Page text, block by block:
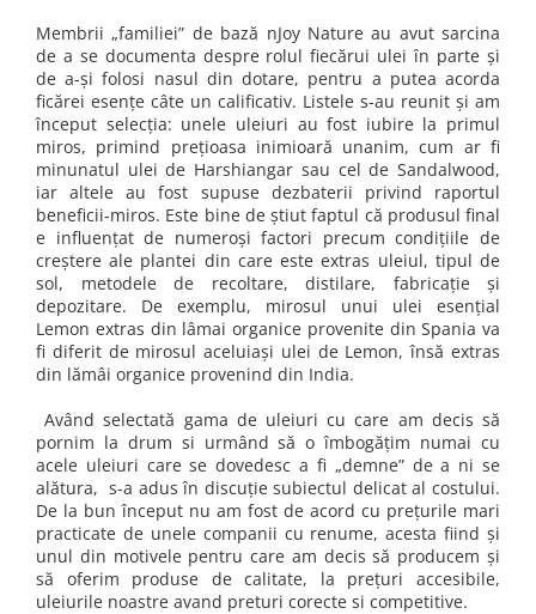
Membrii „familiei” de bază nJoy Nature au avut sarcina
de a se documenta despre rolul fiecărui ulei în parte şi
de a-şi folosi nasul din dotare, pentru a putea acorda
ficărei esenţe câte un calificativ. Listele s-au reunit şi am
început selecţia: unele uleiuri au fost iubire la primul
miros, primind preţioasa inimioară unanim, cum ar fi
minunatul ulei de Harshiangar sau cel de Sandalwood,
iar altele au fost supuse dezbaterii privind raportul
beneficii-miros. Este bine de ştiut faptul că produsul final
e influenţat de numeroşi factori precum condițiile de
creștere ale plantei din care este extras uleiul, tipul de
sol, metodele de recoltare, distilare, fabricație și
depozitare. De exemplu, mirosul unui ulei esenţial
Lemon extras din lâmai organice provenite din Spania va
fi diferit de mirosul aceluiaşi ulei de Lemon, însă extras
din lămâi organice provenind din India.
Având selectată gama de uleiuri cu care am decis să
pornim la drum si urmând să o îmbogăţim numai cu
acele uleiuri care se dovedesc a fi „demne” de a ni se
alătura, s-a adus în discuţie subiectul delicat al costului.
De la bun început nu am fost de acord cu preţurile mari
practicate de unele companii cu renume, acesta fiind şi
unul din motivele pentru care am decis să producem şi
să oferim produse de calitate, la preţuri accesibile,
uleiurile noastre avand preturi corecte si competitive.